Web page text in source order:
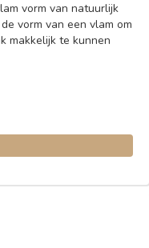
vorm van natuurlijk
vorm van een vlam om
makkelijk te kunnen